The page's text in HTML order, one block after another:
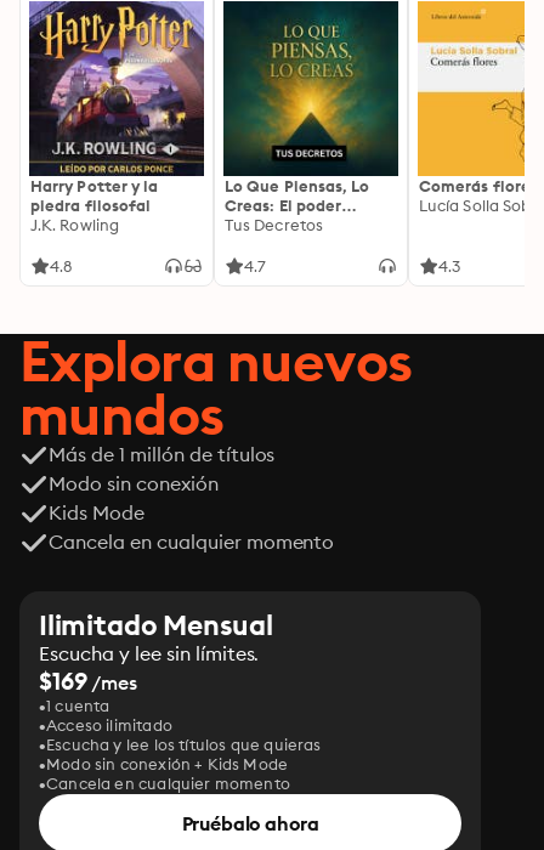
Harry Potter y la
piedra filosofal
J.K. Rowling
4.8
Lo Que Piensas, Lo
Creas: El poder
invisible de tus
tu energía para
Tus Decretos
4.7
Comerás flores
Lucía Solla
4.3
Explora nuevos
mundos
Más de 1 millón de títulos
Modo sin conexión
Kids Mode
Cancela en cualquier momento
Ilimitado Mensual
Escucha y lee sin límites.
$169/mes
1 cuenta
Acceso ilimitado
Escucha y lee los títulos que quieras
Modo sin conexión + Kids Mode
Cancela en cualquier momento
Pruébalo ahora